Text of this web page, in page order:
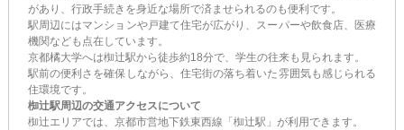
があり、行政手続きを身近な場所で済ませられるのも便利です。
駅周辺にはマンションや戸建て住宅が広がり、スーパーや飲食店、医療
機関なども点在しています。
京都橘大学へは椥辻駅から徒歩約18分で、学生の往来も見られます。
駅前の便利さを確保しながら、住宅街の落ち着いた雰囲気も感じられる
住環境です。
椥辻駅周辺の交通アクセスについて
椥辻エリアでは、京都市営地下鉄東西線「椥辻駅」が利用できます。